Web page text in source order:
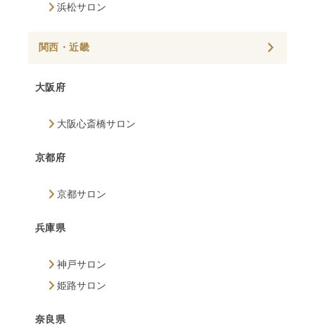
浜松サロン
関西・近畿
大阪府
大阪心斎橋サロン
京都府
京都サロン
兵庫県
神戸サロン
姫路サロン
奈良県